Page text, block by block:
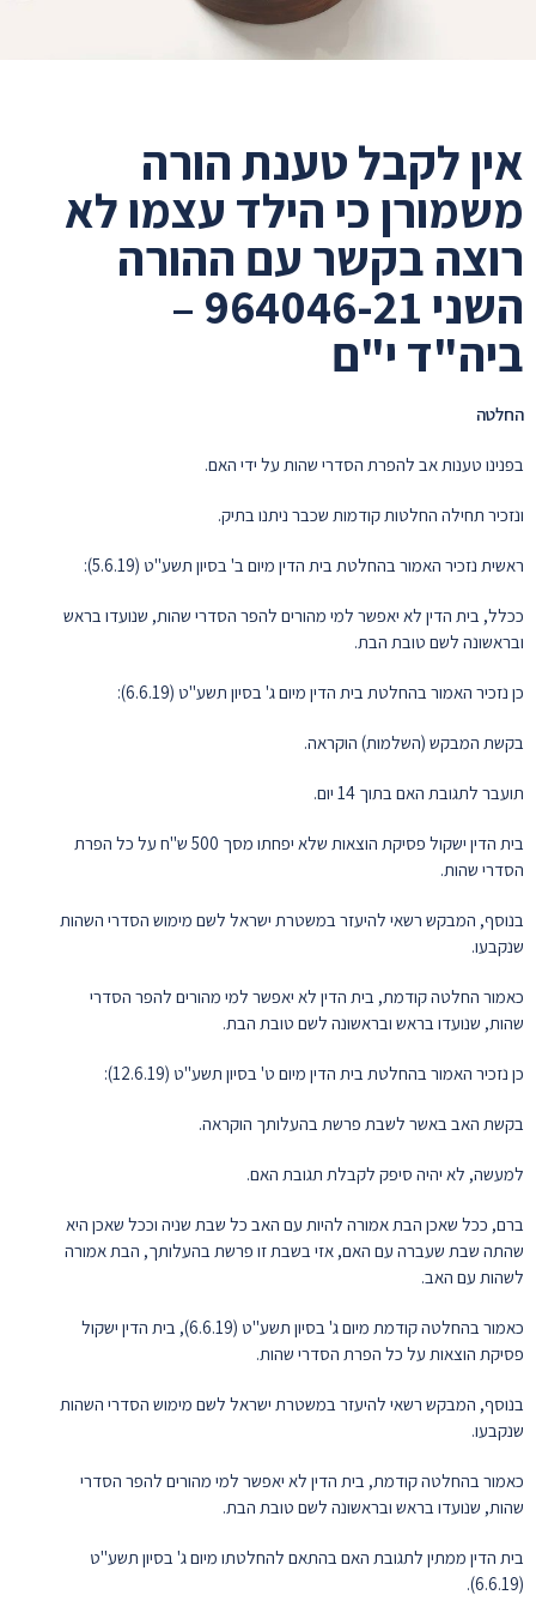
אין לקבל טענת הורה
משמורן כי הילד עצמו לא
רוצה בקשר עם ההורה
השני 964046-21 –
ביה"ד י"ם
החלטה
בפנינו טענות אב להפרת הסדרי שהות על ידי האם.
ונזכיר תחילה החלטות קודמות שכבר ניתנו בתיק.
ראשית נזכיר האמור בהחלטת בית הדין מיום ב' בסיון תשע"ט (5.6.19):
ככלל, בית הדין לא יאפשר למי מהורים להפר הסדרי שהות, שנועדו בראש
ובראשונה לשם טובת הבת.
כן נזכיר האמור בהחלטת בית הדין מיום ג' בסיון תשע"ט (6.6.19):
בקשת המבקש (השלמות) הוקראה.
תועבר לתגובת האם בתוך 14 יום.
בית הדין ישקול פסיקת הוצאות שלא יפחתו מסך 500 ש"ח על כל הפרת
הסדרי שהות.
בנוסף, המבקש רשאי להיעזר במשטרת ישראל לשם מימוש הסדרי השהות
שנקבעו.
כאמור החלטה קודמת, בית הדין לא יאפשר למי מהורים להפר הסדרי
שהות, שנועדו בראש ובראשונה לשם טובת הבת.
כן נזכיר האמור בהחלטת בית הדין מיום ט' בסיון תשע"ט (12.6.19):
בקשת האב באשר לשבת פרשת בהעלותך הוקראה.
למעשה, לא יהיה סיפק לקבלת תגובת האם.
ברם, ככל שאכן הבת אמורה להיות עם האב כל שבת שניה וככל שאכן היא
שהתה שבת שעברה עם האם, אזי בשבת זו פרשת בהעלותך, הבת אמורה
לשהות עם האב.
כאמור בהחלטה קודמת מיום ג' בסיון תשע"ט (6.6.19), בית הדין ישקול
פסיקת הוצאות על כל הפרת הסדרי שהות.
בנוסף, המבקש רשאי להיעזר במשטרת ישראל לשם מימוש הסדרי השהות
שנקבעו.
כאמור בהחלטה קודמת, בית הדין לא יאפשר למי מהורים להפר הסדרי
שהות, שנועדו בראש ובראשונה לשם טובת הבת.
בית הדין ממתין לתגובת האם בהתאם להחלטתו מיום ג' בסיון תשע"ט
(6.6.19).